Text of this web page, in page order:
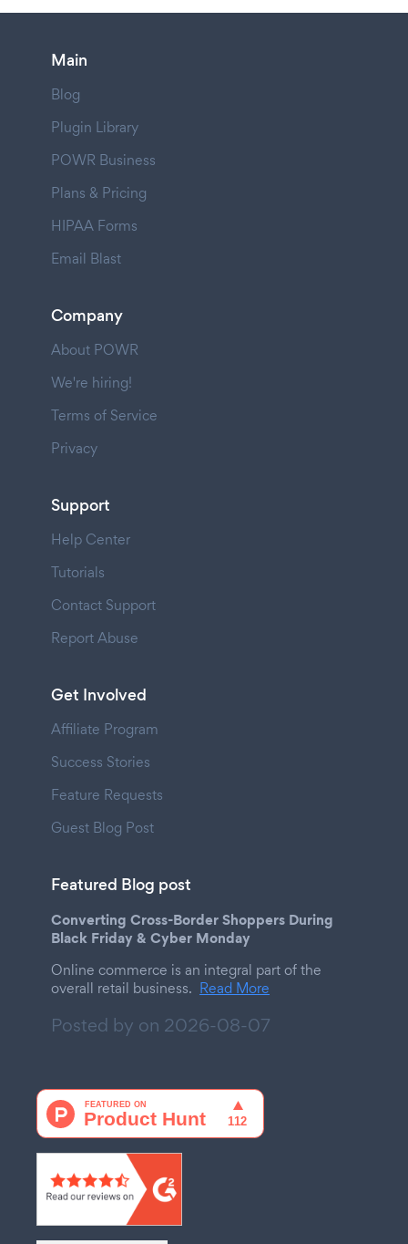
Main
Blog
Plugin Library
POWR Business
Plans & Pricing
HIPAA Forms
Email Blast
Company
About POWR
We're hiring!
Terms of Service
Privacy
Support
Help Center
Tutorials
Contact Support
Report Abuse
Get Involved
Affiliate Program
Success Stories
Feature Requests
Guest Blog Post
Featured Blog post
Converting Cross-Border Shoppers During
Black Friday & Cyber Monday
Online commerce is an integral part of the
overall retail business. Read More
Posted by on 2026-08-07